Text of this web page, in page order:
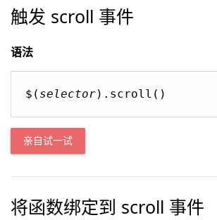
触发 scroll 事件
语法
$( selector).scroll()
亲自试一试
将函数绑定到 scroll 事件